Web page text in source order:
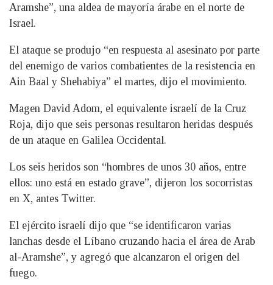
Aramshe”, una aldea de mayoría árabe en el norte de
Israel.
El ataque se produjo “en respuesta al asesinato por parte
del enemigo de varios combatientes de la resistencia en
Ain Baal y Shehabiya” el martes, dijo el movimiento.
Magen David Adom, el equivalente israelí de la Cruz
Roja, dijo que seis personas resultaron heridas después
de un ataque en Galilea Occidental.
Los seis heridos son “hombres de unos 30 años, entre
ellos: uno está en estado grave”, dijeron los socorristas
en X, antes Twitter.
El ejército israelí dijo que “se identificaron varias
lanchas desde el Líbano cruzando hacia el área de Arab
al-Aramshe”, y agregó que alcanzaron el origen del
fuego.